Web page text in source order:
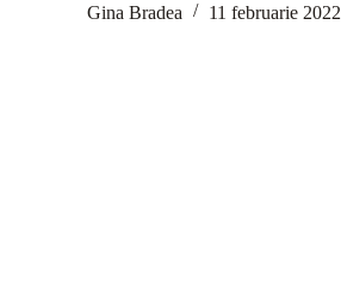
Gina Bradea 11 februarie 2022